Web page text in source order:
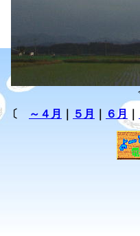
〔 ～４月 ５月 ６月